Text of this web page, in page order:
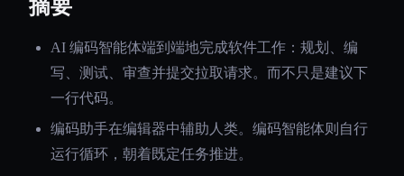
摘要
AI 编码智能体端到端地完成软件工作：规划、编
写、测试、审查并提交拉取请求。而不只是建议下
一行代码。
编码助手在编辑器中辅助人类。编码智能体则自行
运行循环，朝着既定任务推进。